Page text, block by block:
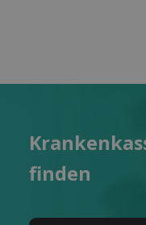
finden